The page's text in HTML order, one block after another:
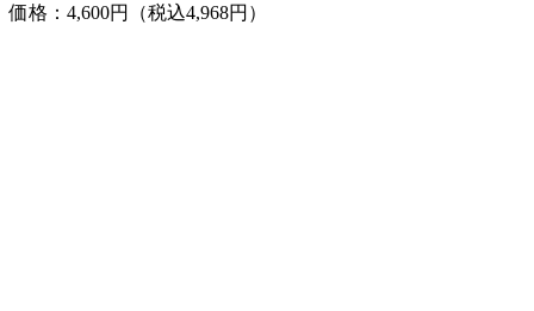
価格：4,600円（税込4,968円）